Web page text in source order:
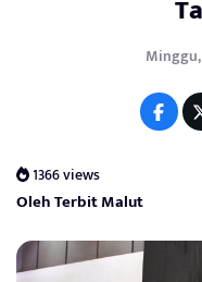
Minggu,
1366 views
Oleh Terbit Malut